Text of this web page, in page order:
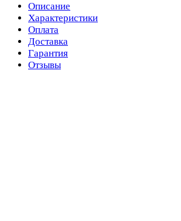
Описание
Характеристики
Оплата
Доставка
Гарантия
Отзывы